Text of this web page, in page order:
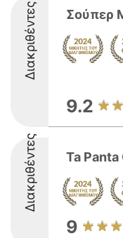
Διακριθέντες Σούπερ
9.2
Διακριθέντες Ta Panta
9